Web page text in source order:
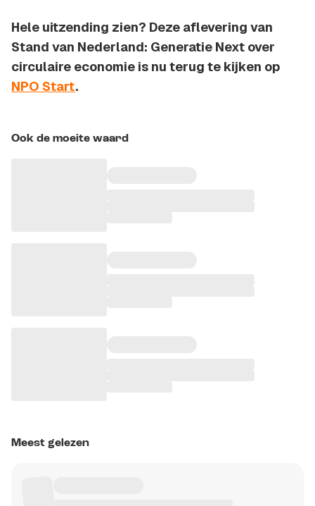
Hele uitzending zien? Deze aflevering van
Stand van Nederland: Generatie Next over
circulaire economie is nu terug te kijken op
NPO Start.
Ook de moeite waard
Meest gelezen